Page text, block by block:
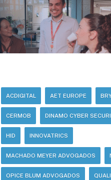
ACDIGITAL AET EUROPE
CERMOB DINAMO CYBER
HID INNOVATRICS
MACHADO MEYER ADVOGADOS
OPICE BLUM ADVOGADOS